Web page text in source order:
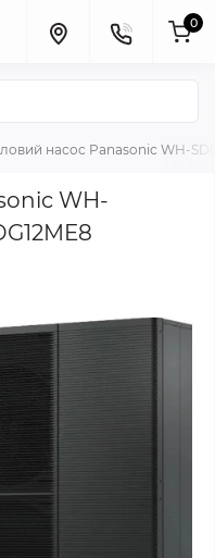
0
насос Panasonic WH-
WH-